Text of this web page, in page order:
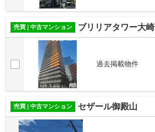
売買 | 中古マンション ブリリアタワー大崎
過去掲載物件
売買 | 中古マンション セザール御殿山